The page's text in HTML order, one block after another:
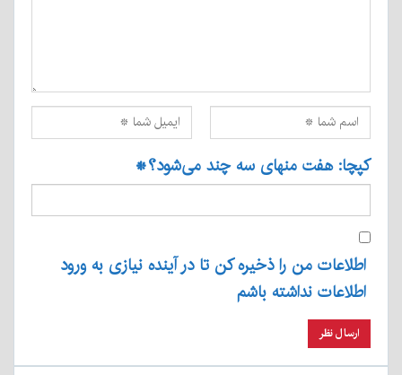
کپچا: هفت منهای سه چند می‌شود؟*
اطلاعات من را ذخیره کن تا در آینده نیازی به ورود
اطلاعات نداشته باشم